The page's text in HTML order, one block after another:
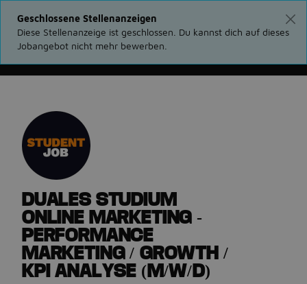
Geschlossene Stellenanzeigen
Diese Stellenanzeige ist geschlossen. Du kannst dich auf dieses
Jobangebot nicht mehr bewerben.
DUALES STUDIUM
ONLINE MARKETING -
PERFORMANCE
MARKETING / GROWTH /
KPI ANALYSE (M/W/D)